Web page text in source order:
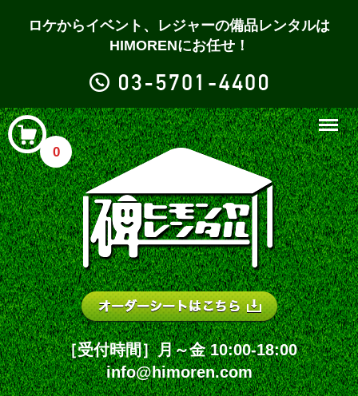
ロケからイベント、レジャーの備品レンタルは
HIMORENにお任せ！
0
［受付時間］月～金 10:00-18:00
info@himoren.com
Menu